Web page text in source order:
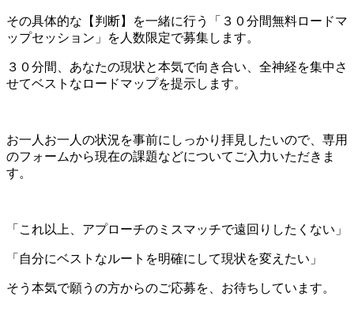
その具体的な【判断】を一緒に行う「３０分間無料ロードマ
ップセッション」を人数限定で募集します。
３０分間、あなたの現状と本気で向き合い、全神経を集中さ
せてベストなロードマップを提示します。
お一人お一人の状況を事前にしっかり拝見したいので、専用
のフォームから現在の課題などについてご入力いただきま
す。
「これ以上、アプローチのミスマッチで遠回りしたくない」
「自分にベストなルートを明確にして現状を変えたい」
そう本気で願うの方からのご応募を、お待ちしています。